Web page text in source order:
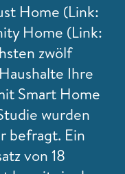
Home (Link:
Home (Link:
zwölf
Ihre
Smart Home
wurden
befragt. Ein
von 18